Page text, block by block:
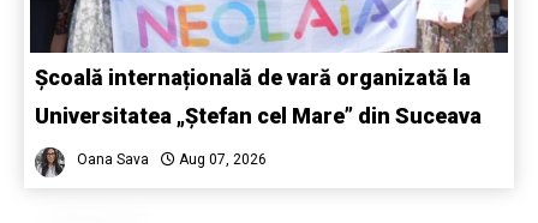
Școală internațională de vară organizată la
Universitatea „Ștefan cel Mare” din Suceava
Oana Sava Aug 07, 2026